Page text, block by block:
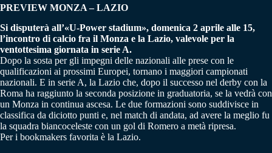
PREVIEW MONZA – LAZIO
Si disputerà all’«U-Power stadium», domenica 2 aprile alle 15,
l’incontro di calcio fra il Monza e la Lazio, valevole per la
ventottesima giornata in serie A.
Dopo la sosta per gli impegni delle nazionali alle prese con le
qualificazioni ai prossimi Europei, tornano i maggiori campionati
nazionali. E in serie A, la Lazio che, dopo il successo nel derby con la
Roma ha raggiunto la seconda posizione in graduatoria, se la vedrà con
un Monza in continua ascesa. Le due formazioni sono suddivisce in
classifica da diciotto punti e, nel match di andata, ad avere la meglio fu
la squadra biancoceleste con un gol di Romero a metà ripresa.
Per i bookmakers favorita è la Lazio.